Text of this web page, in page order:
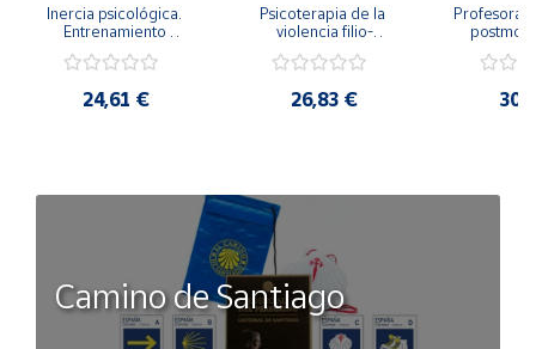
Inercia psicológica.
Entrenamiento
Igualdad de Género.
24,61 €
Psicoterapia de la
violencia filio-
secreto y la
26,83 €
Camino de Santiago